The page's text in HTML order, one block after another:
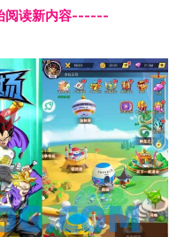
阅读新内容------